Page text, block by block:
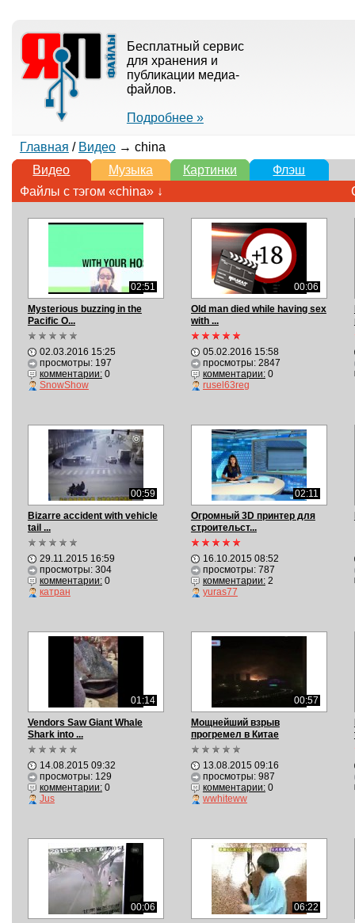
Бесплатный сервис
для хранения и
публикации медиа-
файлов.
Подробнее »
Главная / Видео→ china
Видео
Музыка Картинки
Флэш
Файлы с тэгом «china» ↓
02:51
Mysterious buzzing in the
Pacific O...
02.03.2016 15:25
просмотры: 197
комментарии:0
SnowShow
00:06
Old man died while having sex
with ...
05.02.2016 15:58
просмотры: 2847
комментарии:0
rusel63reg
00:59
Bizarre accident with vehicle
tail ...
29.11.2015 16:59
просмотры: 304
комментарии:0
катран
02:11
Огромный 3D принтер для
строительст...
16.10.2015 08:52
просмотры: 787
комментарии:2
yuras77
01:14
Vendors Saw Giant Whale
Shark into ...
14.08.2015 09:32
просмотры: 129
комментарии:0
Jus
00:57
Мощнейший взрыв
прогремел в Китае
13.08.2015 09:16
просмотры: 987
комментарии:0
wwhiteww
00:06
06:22